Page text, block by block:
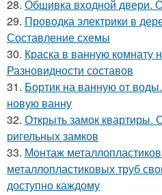
28. Обшивка входной двери.
29. Проводка электрики в
Составление схемы
30. Краска в ванную комнату
Разновидности составов
31. Бортик на ванную от
новую ванну
32. Открыть замок квартиры.
ригельных замков
33. Монтаж
металлопластиковых труб
доступно каждому